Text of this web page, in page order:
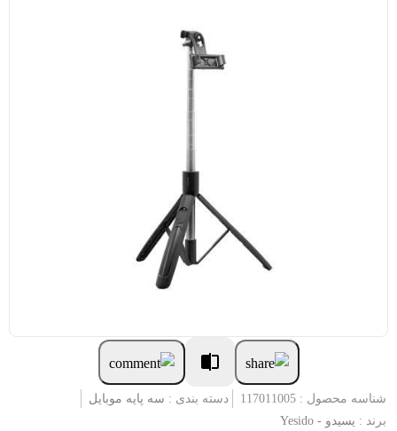
شناسه محصول : 117011005 دسته بندی : سه پایه موبایل
برند : یسیدو - Yesido